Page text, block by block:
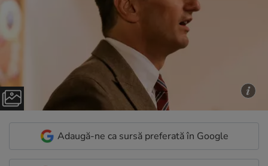
Adaugă-ne ca sursă preferată în Google